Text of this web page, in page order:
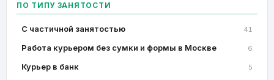
ПО ТИПУ ЗАНЯТОСТИ
C частичной занятостью 41
Работа курьером без сумки и формы в Москве 6
Курьер в банк 5